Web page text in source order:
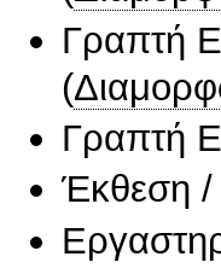
Γραπτή
(
Γραπτή
Έκθεση